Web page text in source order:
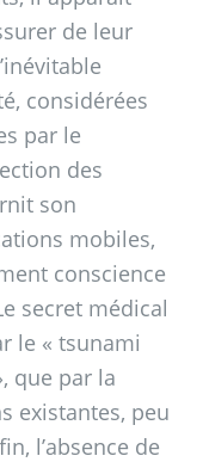
de leur
considérées
par le
des
son
mobiles,
conscience
secret médical
le « tsunami
que par la
existantes, peu
l’absence de